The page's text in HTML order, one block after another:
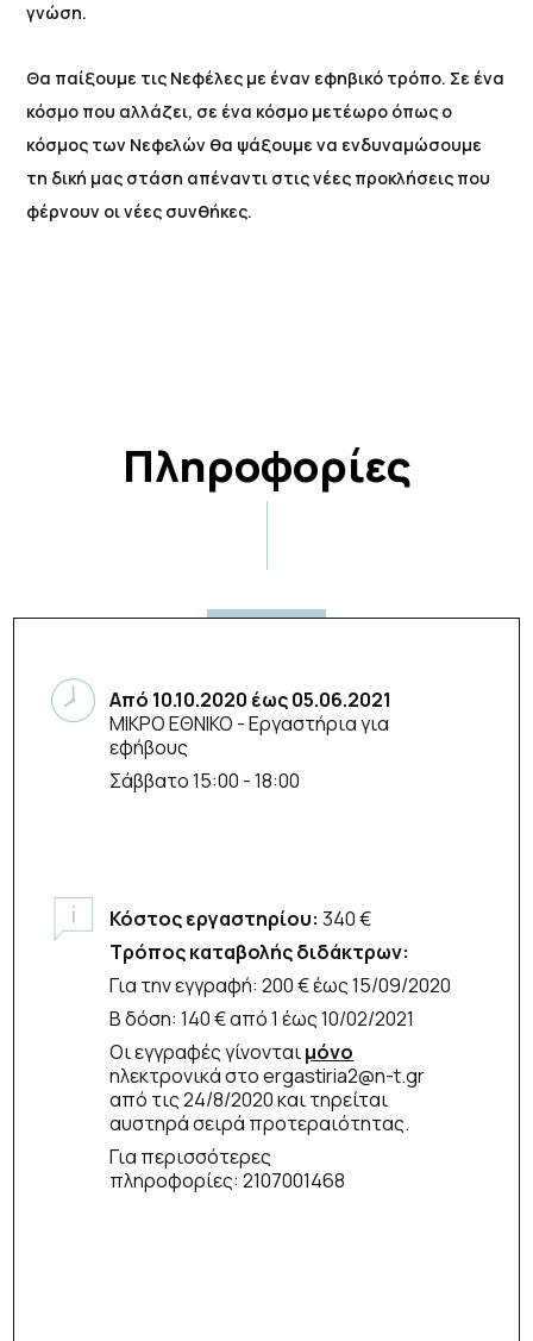
γνώση.
Θα παίξουμε τις Νεφέλες με έναν εφηβικό τρόπο. Σε ένα
κόσμο που αλλάζει, σε ένα κόσμο μετέωρο όπως ο
κόσμος των Νεφελών θα ψάξουμε να ενδυναμώσουμε
τη δική μας στάση απέναντι στις νέες προκλήσεις που
φέρνουν οι νέες συνθήκες.
Πληροφορίες
Από 10.10.2020 έως05.06.2021
ΜΙΚΡΟ ΕΘΝΙΚΟ - Εργαστήρια για
εφήβους
Σάββατο 15:00 - 18:00
Κόστος εργαστηρίου: 340 €
Τρόπος καταβολής διδάκτρων:
Για την εγγραφή: 200 € έως 15/09/2020
Β δόση: 140 € από 1 έως 10/02/2021
Οι εγγραφές γίνονταιμόνο
ηλεκτρονικά στο ergastiria2@n-t.gr
από τις 24/8/2020 και τηρείται
αυστηρά σειρά προτεραιότητας.
Για περισσότερες
πληροφορίες: 2107001468